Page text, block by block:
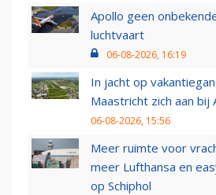
Apollo geen
luchtvaart
06-08-2026, 16:19
In jacht op
Maastricht zich aan bij
06-08-2026, 15:56
Meer ruimte voor
meer Lufthansa en
op Schiphol